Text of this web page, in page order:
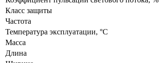
Класс защиты
Частота
Температура эксплуатации, °С
Масса
Длина